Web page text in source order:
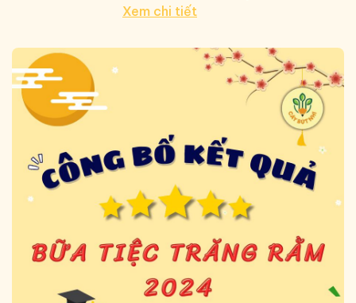
Xem chi tiết